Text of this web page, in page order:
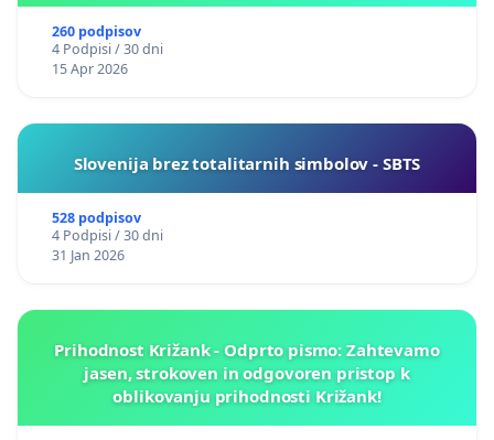
260 podpisov
4 Podpisi / 30 dni
15 Apr 2026
Slovenija brez totalitarnih simbolov - SBTS
528 podpisov
4 Podpisi / 30 dni
31 Jan 2026
Prihodnost Križank - Odprto pismo: Zahtevamo
jasen, strokoven in odgovoren pristop k
oblikovanju prihodnosti Križank!